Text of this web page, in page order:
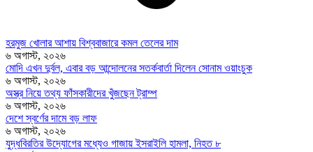
হরমুজ খোলার আশায় বিশ্ববাজারে কমল তেলের দাম
৬ অগাস্ট, ২০২৬
মোদি এখন দুর্বল, এবার বড় আন্দোলনের সতর্কবার্তা দিলেন সোনাম ওয়াংচুক
৬ অগাস্ট, ২০২৬
অস্ত্র নিয়ে তথ্য ফাঁসকারীদের খুঁজছেন ট্রাম্প
৬ অগাস্ট, ২০২৬
দেশে স্বর্ণের দামে বড় লাফ
৬ অগাস্ট, ২০২৬
যুদ্ধবিরতির উদ্যোগের মধ্যেও গাজায় ইসরাইলি হামলা, নিহত ৮